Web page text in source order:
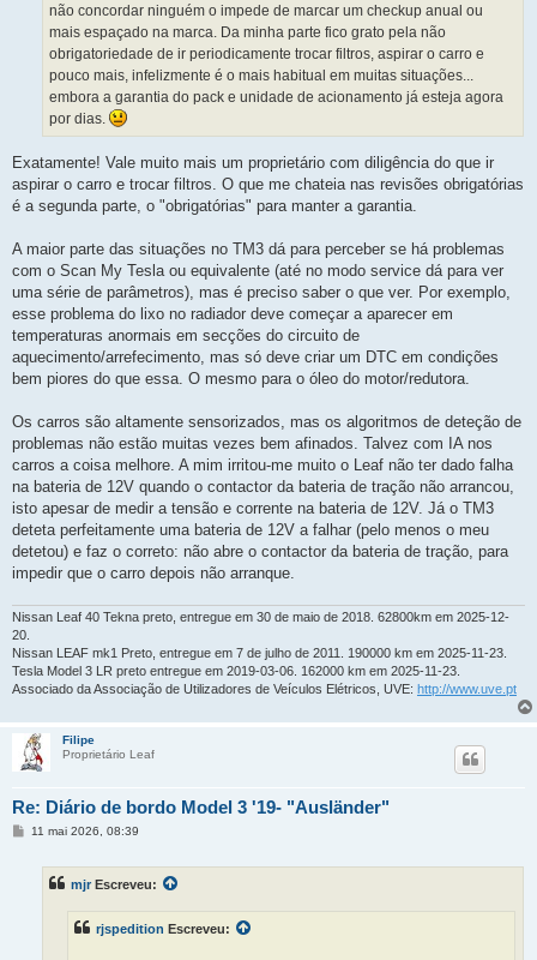
não concordar ninguém o impede de marcar um checkup anual ou
mais espaçado na marca. Da minha parte fico grato pela não
obrigatoriedade de ir periodicamente trocar filtros, aspirar o carro e
pouco mais, infelizmente é o mais habitual em muitas situações...
embora a garantia do pack e unidade de acionamento já esteja agora
por dias.
Exatamente! Vale muito mais um proprietário com diligência do que ir
aspirar o carro e trocar filtros. O que me chateia nas revisões obrigatórias
é a segunda parte, o "obrigatórias" para manter a garantia.
A maior parte das situações no TM3 dá para perceber se há problemas
com o Scan My Tesla ou equivalente (até no modo service dá para ver
uma série de parâmetros), mas é preciso saber o que ver. Por exemplo,
esse problema do lixo no radiador deve começar a aparecer em
temperaturas anormais em secções do circuito de
aquecimento/arrefecimento, mas só deve criar um DTC em condições
bem piores do que essa. O mesmo para o óleo do motor/redutora.
Os carros são altamente sensorizados, mas os algoritmos de deteção de
problemas não estão muitas vezes bem afinados. Talvez com IA nos
carros a coisa melhore. A mim irritou-me muito o Leaf não ter dado falha
na bateria de 12V quando o contactor da bateria de tração não arrancou,
isto apesar de medir a tensão e corrente na bateria de 12V. Já o TM3
deteta perfeitamente uma bateria de 12V a falhar (pelo menos o meu
detetou) e faz o correto: não abre o contactor da bateria de tração, para
impedir que o carro depois não arranque.
Nissan Leaf 40 Tekna preto, entregue em 30 de maio de 2018. 62800km em 2025-12-
20.
Nissan LEAF mk1 Preto, entregue em 7 de julho de 2011. 190000 km em 2025-11-23.
Tesla Model 3 LR preto entregue em 2019-03-06. 162000 km em 2025-11-23.
Associado da Associação de Utilizadores de Veículos Elétricos, UVE: http://www.uve.pt
Filipe
Proprietário Leaf
Re: Diário de bordo Model 3 '19- "Ausländer"
M11 mai 2026, 08:39
mjr Escreveu:
rjspedition Escreveu: